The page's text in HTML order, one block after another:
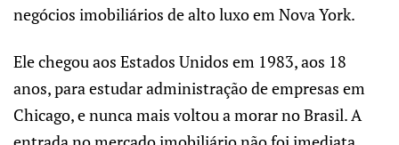
negócios imobiliários de alto luxo em Nova York.
Ele chegou aos Estados Unidos em 1983, aos 18
anos, para estudar administração de empresas em
Chicago, e nunca mais voltou a morar no Brasil. A